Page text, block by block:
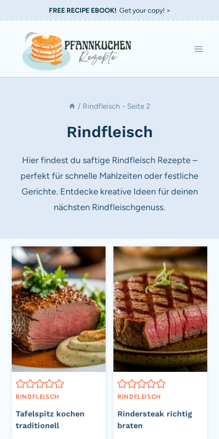
Inhalt
springen
FREE RECIPE EBOOK!Get your copy! >
/ Rindfleisch - Seite 2
Rindfleisch
Hier findest du saftige Rindfleisch Rezepte –
perfekt für schnelle Mahlzeiten oder festliche
Gerichte. Entdecke kreative Ideen für deinen
nächsten Rindfleischgenuss.
RINDFLEISCH
Tafelspitz kochen
traditionell
RINDFLEISCH
Rindersteak richtig
braten